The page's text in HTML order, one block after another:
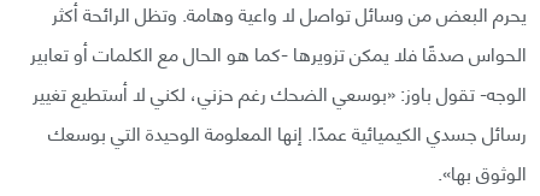
يحرم البعض من وسائل تواصل لا واعية وهامة. وتظل الرائحة أكثر
الحواس صدقًا فلا يمكن تزويرها -كما هو الحال مع الكلمات أو تعابير
الوجه- تقول باوز: «بوسعي الضحك رغم حزني، لكني لا أستطيع تغيير
رسائل جسدي الكيميائية عمدًا. إنها المعلومة الوحيدة التي بوسعك
الوثوق بها».